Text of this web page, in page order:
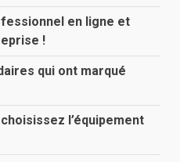
en ligne et
!
qui ont marqué
l’équipement